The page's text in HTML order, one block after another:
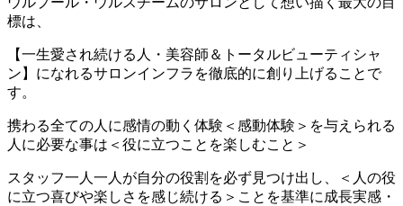
標は、
【一生愛され続ける人・美容師＆トータルビューティシャ
ン】になれるサロンインフラを徹底的に創り上げることで
す。
携わる全ての人に感情の動く体験＜感動体験＞を与えられる
人に必要な事は＜役に立つことを楽しむこと＞
スタッフ一人一人が自分の役割を必ず見つけ出し、＜人の役
に立つ喜びや楽しさを感じ続ける＞ことを基準に成長実感・